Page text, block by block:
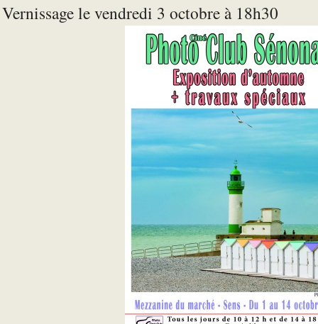
Vernissage le vendredi 3 octobre à 18h30